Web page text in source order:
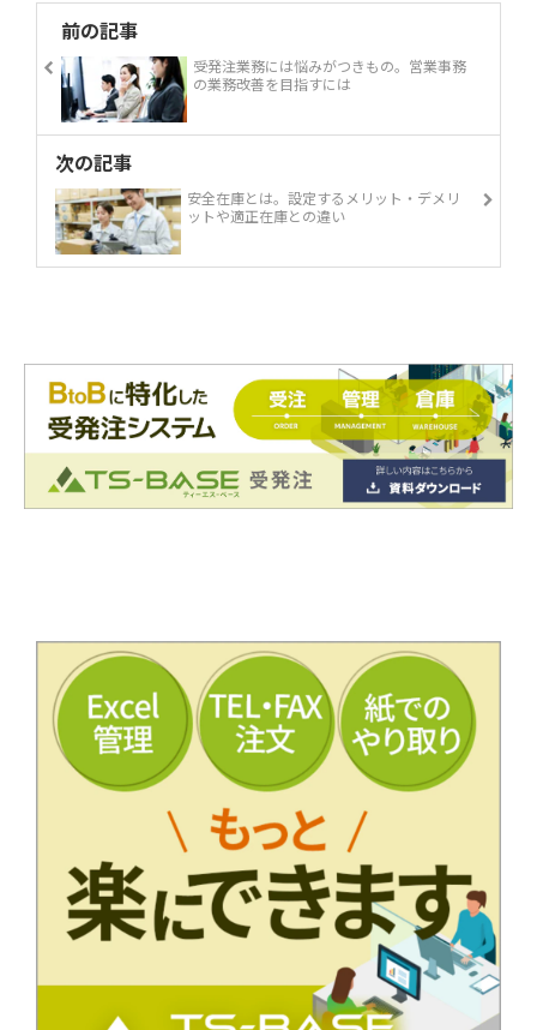
前の記事
受発注業務には悩みがつきもの。営業事務
の業務改善を目指すには
次の記事
安全在庫とは。設定するメリット・デメリ
ットや適正在庫との違い